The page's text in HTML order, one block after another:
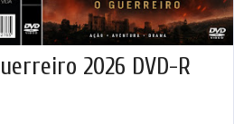
2026 DVD-R